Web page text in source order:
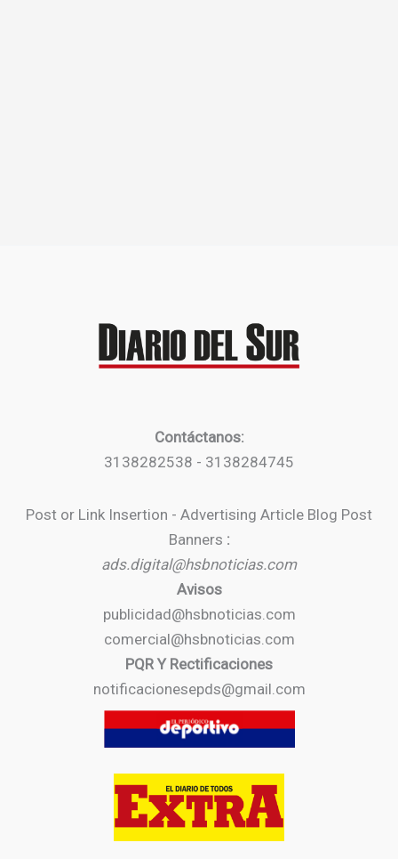
Contáctanos:
3138282538 - 3138284745
Post or Link Insertion - Advertising Article Blog Post
Banners :
ads.digital@hsbnoticias.com
Avisos
publicidad@hsbnoticias.com
comercial@hsbnoticias.com
PQR Y Rectificaciones
notificacionesepds@gmail.com